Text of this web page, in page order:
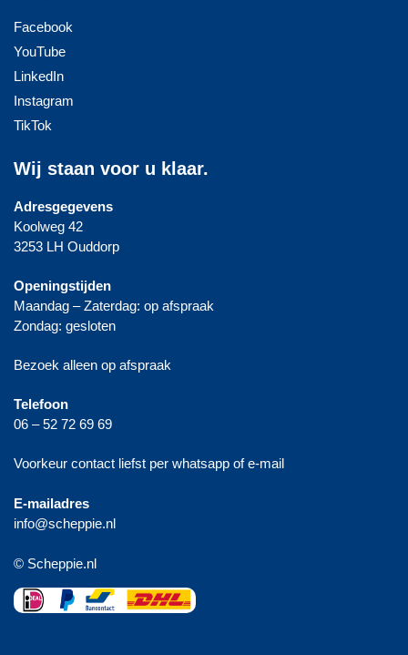
Facebook
YouTube
LinkedIn
Instagram
TikTok
Wij staan voor u klaar.
Adresgegevens
Koolweg 42
3253 LH Ouddorp
Openingstijden
Maandag – Zaterdag: op afspraak
Zondag: gesloten
Bezoek alleen op afspraak
Telefoon
06 – 52 72 69 69
Voorkeur contact liefst per whatsapp of e-mail
E-mailadres
info@scheppie.nl
© Scheppie.nl